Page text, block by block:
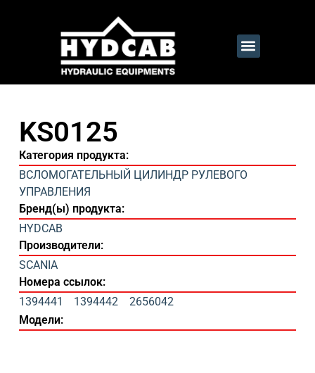
KS0125
Категория продукта:
ВСЛОМОГАТЕЛЬНЫЙ ЦИЛИНДР РУЛЕВОГО
УПРАВЛЕНИЯ
Бренд(ы) продукта:
HYDCAB
Производители:
SCANIA
Номера ссылок:
1394441
1394442
2656042
Модели: